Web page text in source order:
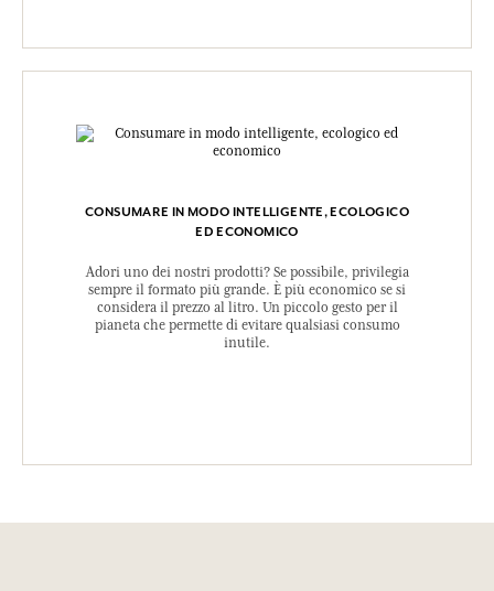
CONSUMARE IN MODO INTELLIGENTE, ECOLOGICO
ED ECONOMICO
Adori uno dei nostri prodotti? Se possibile, privilegia
sempre il formato più grande. È più economico se si
considera il prezzo al litro. Un piccolo gesto per il
pianeta che permette di evitare qualsiasi consumo
inutile.